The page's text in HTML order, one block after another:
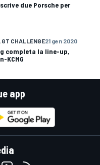
due Porsche per
CHALLENGE21 gen 2020
completa la line-up,
KCMG
app